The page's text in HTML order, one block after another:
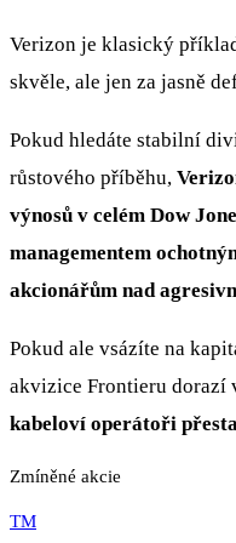
Verizon je klasický
skvěle, ale jen za jasně
Pokud hledáte stabilní
růstového příběhu,
výnosů v celém Dow
managementem
akcionářům nad
Pokud ale vsázíte na
akvizice Frontieru dorazí
kabeloví operátoři
Zmíněné akcie
TM